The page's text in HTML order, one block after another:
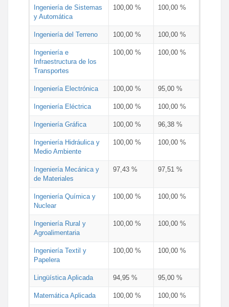
Ingeniería de Sistemas
y Automática
100,00 % 100,00 %
Ingeniería del Terreno 100,00 % 100,00 %
Ingeniería e
Infraestructura de los
Transportes
100,00 % 100,00 %
Ingeniería Electrónica 100,00 % 95,00 %
Ingeniería Eléctrica 100,00 % 100,00 %
Ingeniería Gráfica 100,00 % 96,38 %
Ingeniería Hidráulica y
Medio Ambiente
100,00 % 100,00 %
Ingeniería Mecánica y
de Materiales
97,43 % 97,51 %
Ingeniería Química y
Nuclear
100,00 % 100,00 %
Ingeniería Rural y
Agroalimentaria
100,00 % 100,00 %
Ingeniería Textil y
Papelera
100,00 % 100,00 %
Lingüística Aplicada 94,95 % 95,00 %
Matemática Aplicada 100,00 % 100,00 %